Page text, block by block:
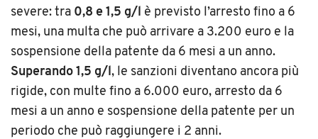
severe: tra 0,8 e 1,5 g/l è previsto l’arresto fino a 6
mesi, una multa che può arrivare a 3.200 euro e la
sospensione della patente da 6 mesi a un anno.
Superando 1,5 g/l, le sanzioni diventano ancora più
rigide, con multe fino a 6.000 euro, arresto da 6
mesi a un anno e sospensione della patente per un
periodo che può raggiungere i 2 anni.